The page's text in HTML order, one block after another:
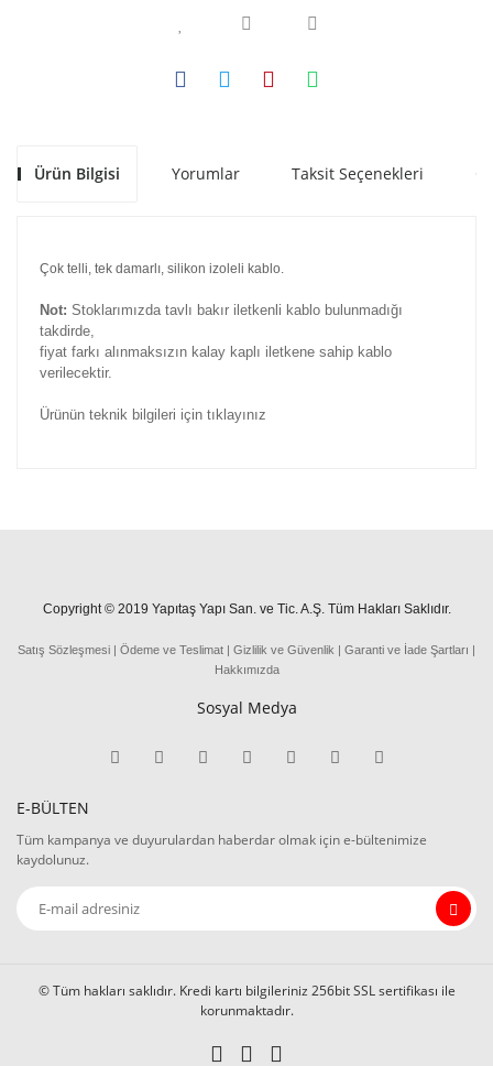
Ürün Bilgisi Yorumlar Taksit Seçenekleri
Çok telli, tek damarlı, silikon izoleli kablo.
Not: Stoklarımızda tavlı bakır iletkenli kablo bulunmadığı
takdirde,
fiyat farkı alınmaksızın kalay kaplı iletkene sahip kablo
verilecektir.
Ürünün teknik bilgileri için tıklayınız
Copyright © 2019 Yapıtaş Yapı San. ve Tic. A.Ş. Tüm Hakları Saklıdır.
Satış Sözleşmesi | Ödeme ve Teslimat | Gizlilik ve Güvenlik | Garanti ve İade Şartları |
Hakkımızda
Sosyal Medya
E-BÜLTEN
Tüm kampanya ve duyurulardan haberdar olmak için e-bültenimize
kaydolunuz.
© Tüm hakları saklıdır. Kredi kartı bilgileriniz 256bit SSL sertifikası ile
korunmaktadır.